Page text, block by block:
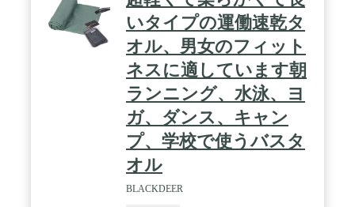
アなど活動に最適です。すべての季節にもふさわし
いタオルです.★ / ◆ 【各収納ボックスに１枚タオ
ル】：この速乾タオルには10 色あり、各色には6サ
イズがあります。XSサイズ: 30*50(cm)、Sサイズ:
40*80(cm)、Mサイズ: 50*100(cm)、Lサイズ:
60*120(cm)、XLサイズ: 75*150(cm)、XXLサイズ:
90*180(cm)、各タオルには収納ボックスが付いてい
ます。あなたがこれを買うとき、好きな色と望むサ
イズが選ぶことができます.
いタイプの運働速乾タ
オル、男女のフィット
ネスに適しています朝
ランニング、水泳、ヨ
ガ、ダンス、キャン
プ、学校で使うバスタ
オル
BLACKDEER